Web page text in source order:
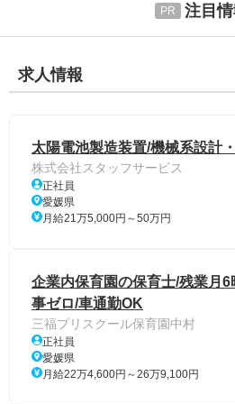
注目
求人情報
太陽電池製造装置/機械系設計
株式会社スタッフサービス
正社員
愛媛県
月給21万5,000円～50万円
企業内保育園の保育士/残業月
事ゼロ/車通勤OK
三福プリスクール保育園中村
正社員
愛媛県
月給22万4,600円～26万9,100円